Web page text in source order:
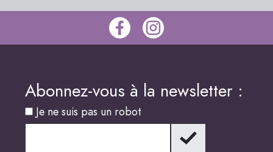
Abonnez-vous à la newsletter :
Je ne suis pas un robot